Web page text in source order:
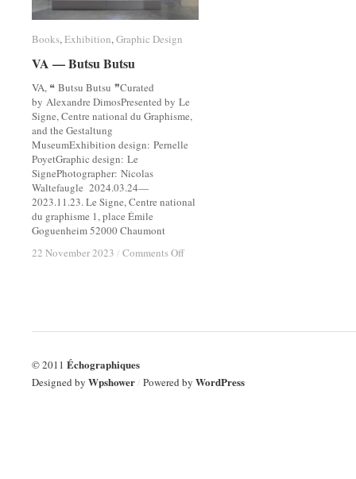
Books,Exhibition,Graphic Design
VA — Butsu Butsu
VA, ❝ Butsu Butsu ❞Curated
by Alexandre DimosPresented by Le
Signe, Centre national du Graphisme,
and the Gestaltung
MuseumExhibition design: Pernelle
PoyetGraphic design: Le
SignePhotographer: Nicolas
Waltefaugle 2024.03.24—
2023.11.23. Le Signe, Centre national
du graphisme 1, place Émile
Goguenheim 52000 Chaumont
22 November 2023 / Comments Offon
Books Exhibition Graphic Design
VA — Butsu Butsu
22 November 2023 / Comments Offon
© 2011 Échographiques
Designed by Wpshower/ Powered by WordPress